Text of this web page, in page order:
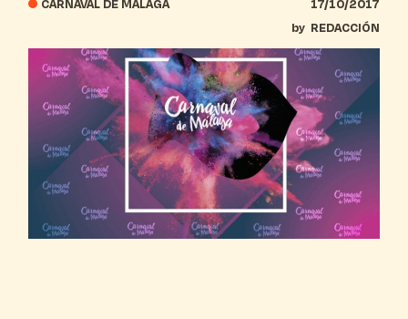
CARNAVAL DE MÁLAGA
17/10/2017
by REDACCIÓN